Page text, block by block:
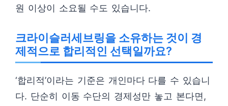
원 이상이 소요될 수도 있습니다.
크라이슬러세브링을 소유하는 것이 경
제적으로 합리적인 선택일까요?
‘합리적’이라는 기준은 개인마다 다를 수 있습니
다. 단순히 이동 수단의 경제성만 놓고 본다면,